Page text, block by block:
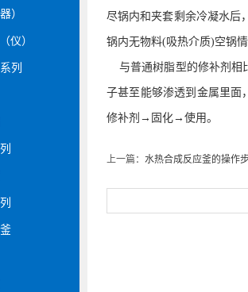
）
仪）
列
尽锅内和夹套剩余冷凝水后
锅内无物料(吸热介质)空锅
与普通树脂型的修补剂相
子甚至能够渗透到金属里面
修补剂→固化→使用。
上一篇： 水热合成反应釜的操作